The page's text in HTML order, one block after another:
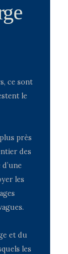
ce sont
le
près
des
les
et du
les